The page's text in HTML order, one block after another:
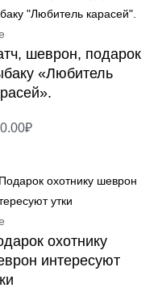
шеврон, подарок
«Любитель
₽
охотнику
интересуют